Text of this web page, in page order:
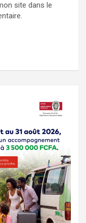
site dans le